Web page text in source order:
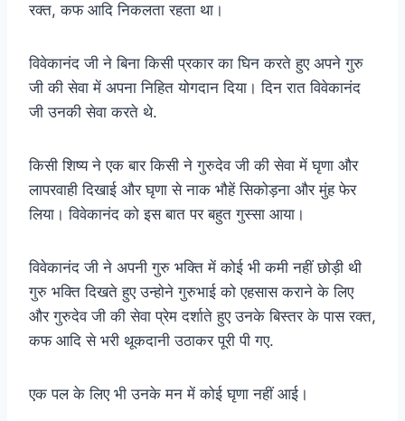
रक्त, कफ आदि निकलता रहता था।
विवेकानंद जी ने बिना किसी प्रकार का घिन करते हुए अपने गुरु
जी की सेवा में अपना निहित योगदान दिया। दिन रात विवेकानंद
जी उनकी सेवा करते थे.
किसी शिष्य ने एक बार किसी ने गुरुदेव जी की सेवा में घृणा और
लापरवाही दिखाई और घृणा से नाक भौहें सिकोड़ना और मुंह फेर
लिया। विवेकानंद को इस बात पर बहुत गुस्सा आया।
विवेकानंद जी ने अपनी गुरु भक्ति में कोई भी कमी नहीं छोड़ी थी
गुरु भक्ति दिखते हुए उन्होने गुरुभाई को एहसास कराने के लिए
और गुरुदेव जी की सेवा प्रेम दर्शाते हुए उनके बिस्तर के पास रक्त,
कफ आदि से भरी थूकदानी उठाकर पूरी पी गए.
एक पल के लिए भी उनके मन में कोई घृणा नहीं आई।